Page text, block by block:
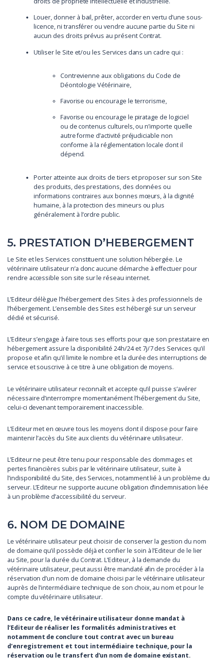
Louer, donner à bail, prêter, accorder en vertu d’une sous-
licence, ni transférer ou vendre aucune partie du Site ni
aucun des droits prévus au présent Contrat.
Utiliser le Site et/ou les Services dans un cadre qui :
Contrevienne aux obligations du Code de
Déontologie Vétérinaire,
Favorise ou encourage le terrorisme,
Favorise ou encourage le piratage de logiciel
ou de contenus culturels, ou n’importe quelle
autre forme d’activité préjudiciable non
conforme à la réglementation locale dont il
dépend.
Porter atteinte aux droits de tiers et proposer sur son Site
des produits, des prestations, des données ou
informations contraires aux bonnes mœurs, à la dignité
humaine, à la protection des mineurs ou plus
généralement à l’ordre public.
5. PRESTATION D’HEBERGEMENT
Le Site et les Services constituent une solution hébergée. Le
vétérinaire utilisateur n’a donc aucune démarche à effectuer pour
rendre accessible son site sur le réseau internet.
L’Editeur délègue l’hébergement des Sites à des professionnels de
l’hébergement. L’ensemble des Sites est hébergé sur un serveur
dédié et sécurisé.
L’Editeur s’engage à faire tous ses efforts pour que son prestataire en
hébergement assure la disponibilité 24h/24 et 7j/7 des Services qu’il
propose et afin qu’il limite le nombre et la durée des interruptions de
service et souscrive à ce titre à une obligation de moyens.
Le vétérinaire utilisateur reconnaît et accepte qu’il puisse s’avérer
nécessaire d’interrompre momentanément l’hébergement du Site,
celui-ci devenant temporairement inaccessible.
L’Editeur met en œuvre tous les moyens dont il dispose pour faire
maintenir l’accès du Site aux clients du vétérinaire utilisateur.
L’Editeur ne peut être tenu pour responsable des dommages et
pertes financières subis par le vétérinaire utilisateur, suite à
l’indisponibilité du Site, des Services, notamment lié à un problème du
serveur. L’Editeur ne supporte aucune obligation d’indemnisation liée
à un problème d’accessibilité du serveur.
6. NOM DE DOMAINE
Le vétérinaire utilisateur peut choisir de conserver la gestion du nom
de domaine qu’il possède déjà et confier le soin à l’Editeur de le lier
au Site, pour la durée du Contrat. L’Editeur, à la demande du
vétérinaire utilisateur, peut aussi être mandaté afin de procéder à la
réservation d’un nom de domaine choisi par le vétérinaire utilisateur
auprès de l’intermédiaire technique de son choix, au nom et pour le
compte du vétérinaire utilisateur.
Dans ce cadre, le vétérinaire utilisateur donne mandat à
l’Editeur de réaliser les formalités administratives et
notamment de conclure tout contrat avec un bureau
d’enregistrement et tout intermédiaire technique, pour la
réservation ou le transfert d’un nom de domaine existant.